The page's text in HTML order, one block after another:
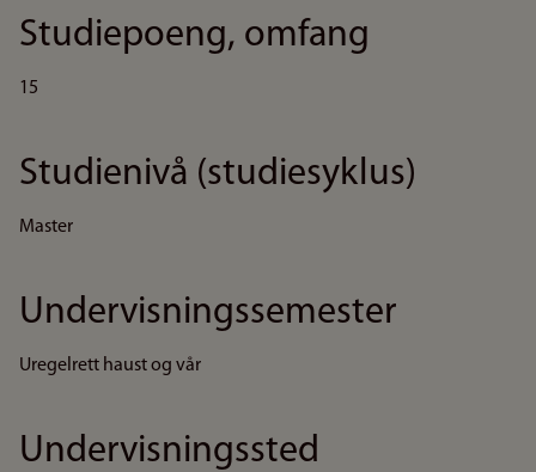
Studiepoeng, omfang
15
Studienivå (studiesyklus)
Master
Undervisningssemester
Uregelrett haust og vår
Undervisningssted